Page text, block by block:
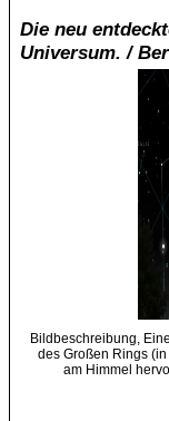
Die neu
Universum. /
Bildbeschreibung,
des Großen Rings
am Himmel